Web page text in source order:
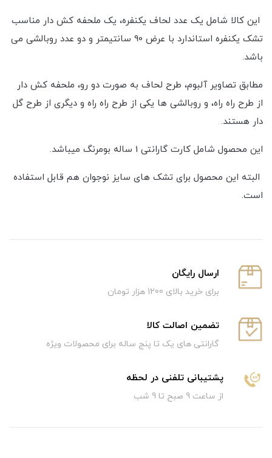
این کالا شامل یک عدد لحاف یکنفره، یک ملحفه کش دار مناسب
تشک یکنفره استاندارد با عرض 90 سانتیمتر و دو عدد روبالشی می
باشد.
مطابق تصاویر آلبوم، طرح لحاف به صورت دو رو، ملحفه کش دار
از طرح راه راه، و روبالشی ها یکی از طرح راه راه و دیگری از طرح گل
دار هستند.
این محصول شامل کارت گارانتی 1 ساله بومرنگ میباشد.
البته این محصول برای تشک های سایز نوجوان هم قابل استفاده
است.
ارسال رایگان
برای خرید بالای 1200 هزار تومان
تضمین اصالت کالا
گارانتی های یک تا پنج ساله برای محصولات ویژه
پشتیبانی تلفنی در لحظه
از ساعت 9 صبح تا 9 شب